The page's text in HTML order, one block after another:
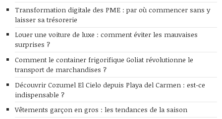
Transformation digitale des PME : par où commencer sans y
laisser sa trésorerie
Louer une voiture de luxe : comment éviter les mauvaises
surprises ?
Comment le container frigorifique Goliat révolutionne le
transport de marchandises ?
Découvrir Cozumel El Cielo depuis Playa del Carmen : est-ce
indispensable ?
Vêtements garçon en gros : les tendances de la saison